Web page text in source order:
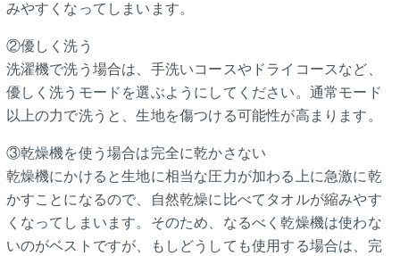
みやすくなってしまいます。
②優しく洗う
洗濯機で洗う場合は、手洗いコースやドライコースなど、
優しく洗うモードを選ぶようにしてください。通常モード
以上の力で洗うと、生地を傷つける可能性が高まります。
③乾燥機を使う場合は完全に乾かさない
乾燥機にかけると生地に相当な圧力が加わる上に急激に乾
かすことになるので、自然乾燥に比べてタオルが縮みやす
くなってしまいます。そのため、なるべく乾燥機は使わな
いのがベストですが、もしどうしても使用する場合は、完